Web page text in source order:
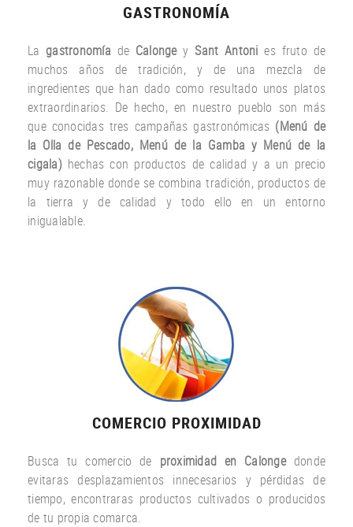
GASTRONOMÍA
La gastronomía de Calongey Sant Antoni es fruto de
muchos años
de tradición, y de una mezcla
de
ingredientes que han dado como resultado unos platos
extraordinarios. De hecho, en nuestro pueblo son más
que conocidas tres campañas gastronómicas (Menú de
la Olla de Pescado, Menú de la Gamba y Menú de la
cigala) hechas con productos de calidad y a un precio
muy razonable donde se combina tradición, productos de
la tierra y de calidad y todo ello
en un entorno
inigualable.
COMERCIO PROXIMIDAD
Busca tu comercio de proximidad en Calongedonde
evitaras desplazamientos innecesarios y pérdidas de
tiempo, encontraras productos cultivados o producidos
de tu propia comarca.